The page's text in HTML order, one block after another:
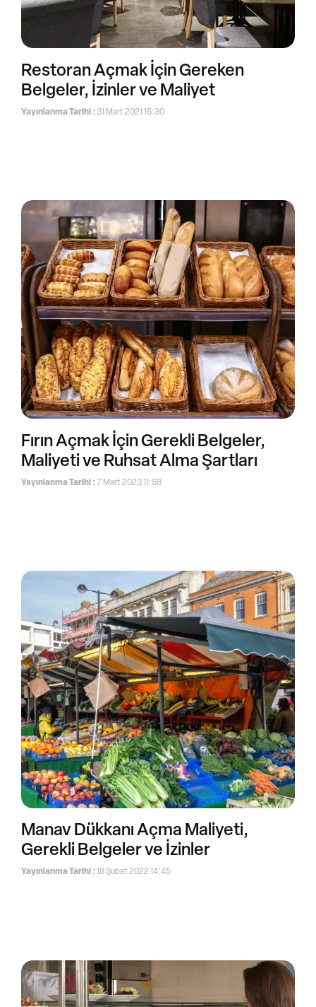
Restoran Açmak İçin Gereken
Belgeler, İzinler ve Maliyet
Yayınlanma Tarihi : 31 Mart 2021 15:30
Fırın Açmak İçin Gerekli Belgeler,
Maliyeti ve Ruhsat Alma Şartları
Yayınlanma Tarihi : 7 Mart 2023 11:58
Manav Dükkanı Açma Maliyeti,
Gerekli Belgeler ve İzinler
Yayınlanma Tarihi : 18 Şubat 2022 14:45